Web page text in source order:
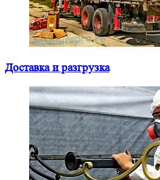
Доставка и разгрузка